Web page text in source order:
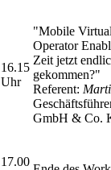
16.15
Uhr
"Mobile
Operator
Zeit jetzt
gekommen?"
Referent:
GmbH & Co.
17.00